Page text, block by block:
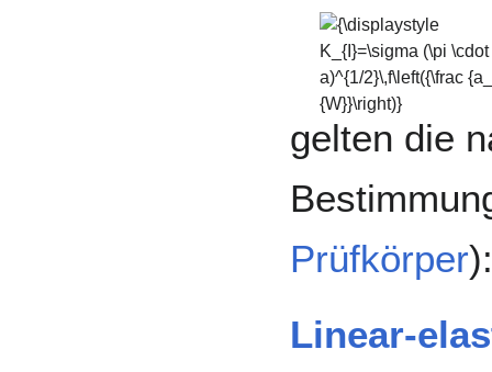
{\displaystyle
K_{I}=\sigma (\pi
\cdot
a)^{1/2}\,f\left({\frac
{a_{eff}}{W}}\right)}
gelten die
Prüfkörper):
Linear-